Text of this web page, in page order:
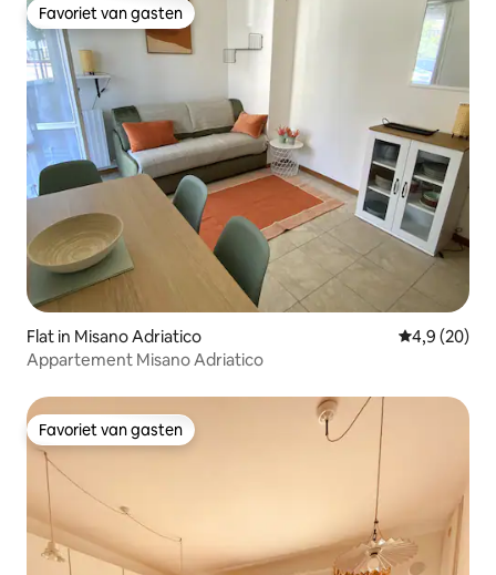
Favoriet van gasten
Favoriet van gasten
Flat in Misano Adriatico Gemiddelde
4,9 (20)
Appartement Misano Adriatico
Favoriet van gasten
Favoriet van gasten